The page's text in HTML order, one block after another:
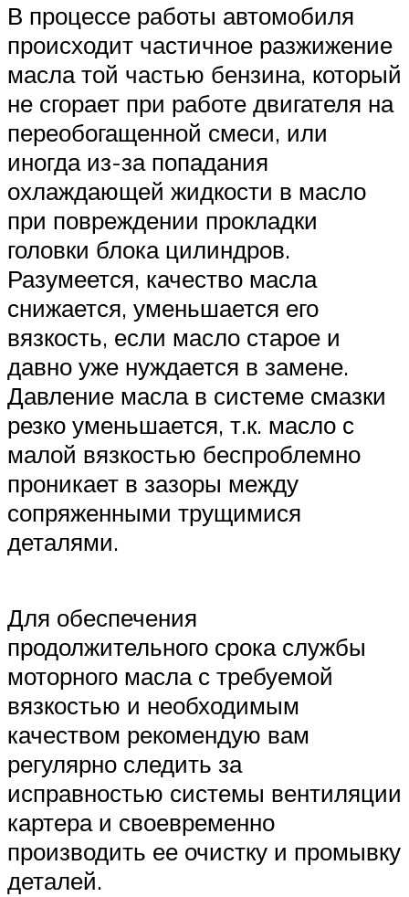
В процессе работы автомобиля
происходит частичное разжижение
масла той частью бензина, который
не сгорает при работе двигателя на
переобогащенной смеси, или
иногда из-за попадания
охлаждающей жидкости в масло
при повреждении прокладки
головки блока цилиндров.
Разумеется, качество масла
снижается, уменьшается его
вязкость, если масло старое и
давно уже нуждается в замене.
Давление масла в системе смазки
резко уменьшается, т.к. масло с
малой вязкостью беспроблемно
проникает в зазоры между
сопряженными трущимися
деталями.
Для обеспечения
продолжительного срока службы
моторного масла с требуемой
вязкостью и необходимым
качеством рекомендую вам
регулярно следить за
исправностью системы вентиляции
картера и своевременно
производить ее очистку и промывку
деталей.